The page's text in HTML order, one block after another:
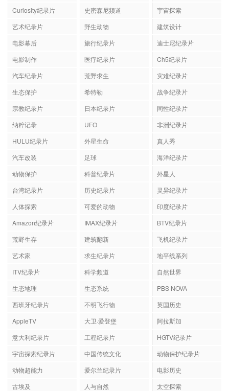
Curiosity纪录片 史密森尼频道
宇宙探索
艺术纪录片
野生动物
建筑设计
电影幕后
旅行纪录片
迪士尼纪录片
电影制作
医疗纪录片
Ch5纪录片
汽车纪录片
荒野求生
灾难纪录片
生态保护
希特勒
战争纪录片
宗教纪录片
日本纪录片
同性纪录片
纳粹记录
UFO
非洲纪录片
HULU纪录片
外星生命
真人秀
汽车改装
足球
海洋纪录片
动物保护
科普纪录片
外星人
台湾纪录片
历史纪录片
灵异纪录片
人体探索
可爱的动物
印度纪录片
Amazon纪录片
IMAX纪录片
BTV纪录片
荒野生存
建筑翻新
飞机纪录片
艺术家
求生纪录片
地平线系列
ITV纪录片
科学频道
自然世界
生态地理
生态系统
PBS NOVA
西班牙纪录片
不明飞行物
英国历史
AppleTV
大卫·爱登堡
阿拉斯加
意大利纪录片
工程纪录片
HGTV纪录片
宇宙探索纪录片
中国传统文化
动物保护纪录片
动物超能力
爱尔兰纪录片
电影历史
古埃及
人与自然
太空探索